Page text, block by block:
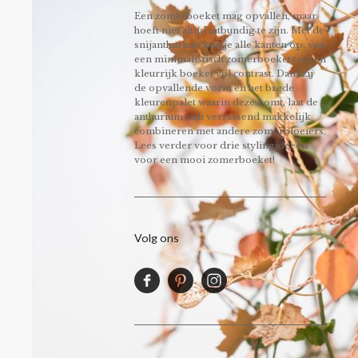
Een zomerboeket mag opvallen, maar
hoeft niet altijd uitbundig te zijn. Met de
snijanthurium kun je alle kanten op: van
een minimalistisch zomerboeket tot een
kleurrijk boeket vol contrast. Dankzij
de opvallende vorm en het brede
kleurenpalet waarin deze komt, laat de
anthurium zich verrassend makkelijk
combineren met andere zomerbloeiers.
Lees verder voor drie stylingideeën
voor een mooi zomerboeket!
Volg ons